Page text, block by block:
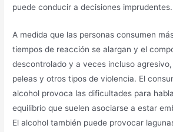
puede conducir a decisiones imprudentes.
A medida que las personas consumen
tiempos de reacción se alargan y el
descontrolado y a veces incluso
peleas y otros tipos de violencia. El
alcohol provoca las dificultades para
equilibrio que suelen asociarse a estar
El alcohol también puede provocar